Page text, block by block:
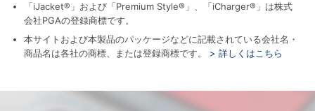
「iJacket®」および「Premium Style®」、「iCharger®」は株式
会社PGAの登録商標です。
本サイトおよび本製品のパッケージなどに記載されている会社名・
商品名は各社の商標、または登録商標です。
> 詳しくはこちら